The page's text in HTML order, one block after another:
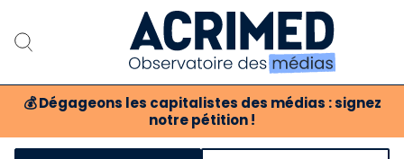
💰 Dégageons les capitalistes des médias : signez
notre pétition !
Notre association